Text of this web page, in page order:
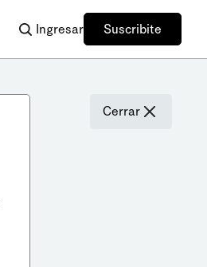
Ingresar Suscribite
Cerrar